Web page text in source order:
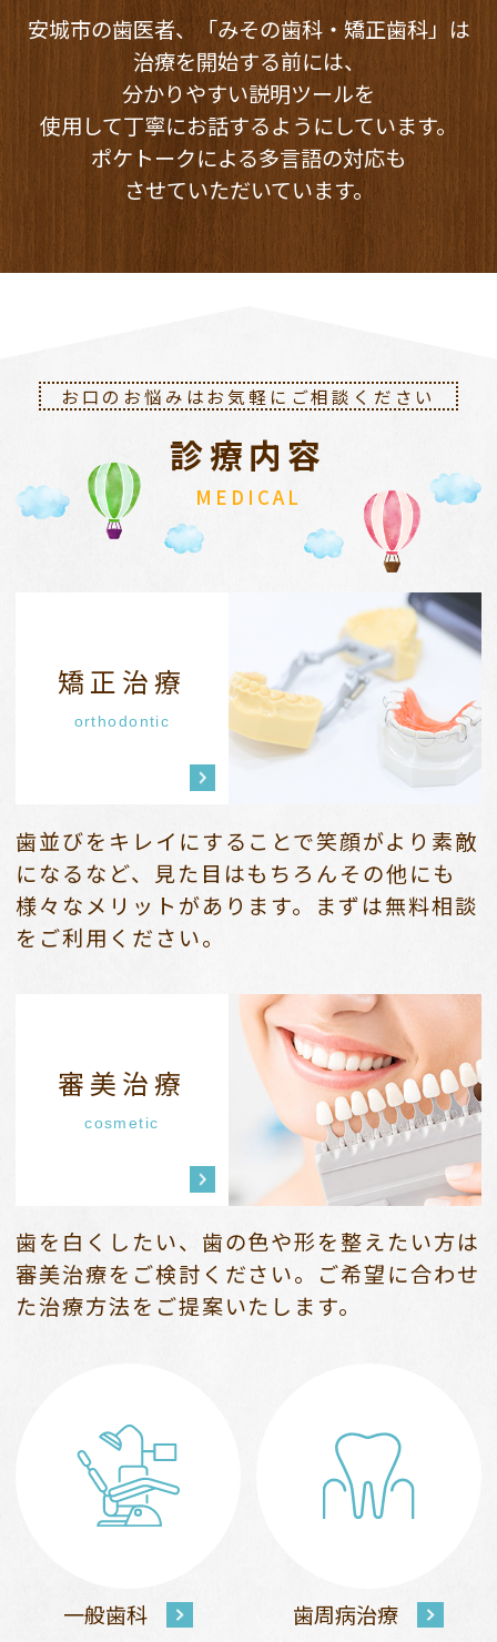
安城市の歯医者、「みその歯科・矯正歯科」は
治療を開始する前には、
分かりやすい説明ツールを
使用して丁寧にお話するようにしています。
ポケトークによる多言語の対応も
させていただいています。
お口のお悩みはお気軽にご相談ください
診療内容
MEDICAL
矯正治療
orthodontic
歯並びをキレイにすることで笑顔がより素敵
になるなど、
見た目はもちろんその他にも
様々なメリットがあります。 まずは無料相談
をご利用ください。
審美治療
cosmetic
歯を白くしたい、歯の色や形を整えたい方は
審美治療をご検討ください。 ご希望に合わせ
た治療方法をご提案いたします。
一般歯科 歯周病治療